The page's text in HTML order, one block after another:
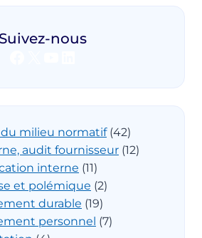
Suivez-nous
milieu normatif(42)
audit fournisseur (12)
interne (11)
et polémique (2)
durable (19)
personnel (7)